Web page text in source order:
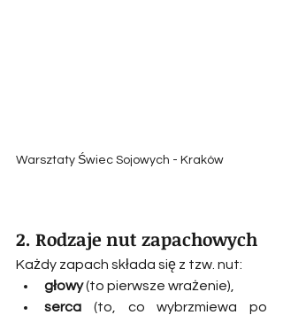
Warsztaty Świec Sojowych - Kraków
2. Rodzaje nut zapachowych
Każdy zapach składa się z tzw. nut:
głowy (to pierwsze wrażenie),
serca (to, co wybrzmiewa po